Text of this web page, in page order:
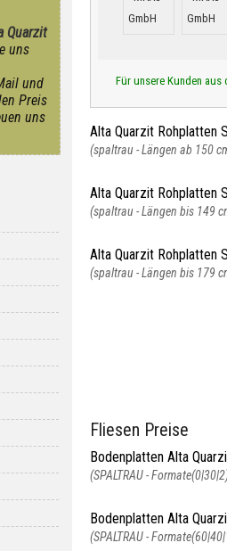
Für unsere Kunden aus
Alta Quarzit Rohplatten
(spaltrau - Längen ab 150
Alta Quarzit Rohplatten
(spaltrau - Längen bis 149
Alta Quarzit Rohplatten
(spaltrau - Längen bis 179
Fliesen Preise
Bodenplatten Alta
(SPALTRAU -
Bodenplatten Alta
(SPALTRAU -
Quarzit
uns
und
Preis
uns